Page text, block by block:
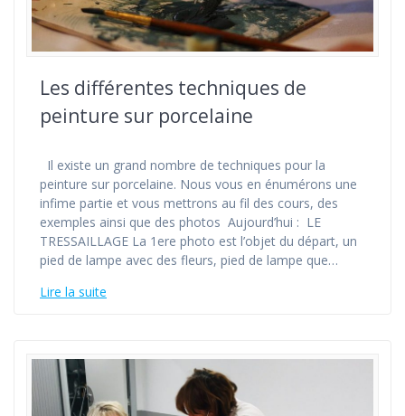
Les différentes techniques de
peinture sur porcelaine
Il existe un grand nombre de techniques pour la
peinture sur porcelaine. Nous vous en énumérons une
infime partie et vous mettrons au fil des cours, des
exemples ainsi que des photos Aujourd’hui : LE
TRESSAILLAGE La 1ere photo est l’objet du départ, un
pied de lampe avec des fleurs, pied de lampe que…
Lire la suite